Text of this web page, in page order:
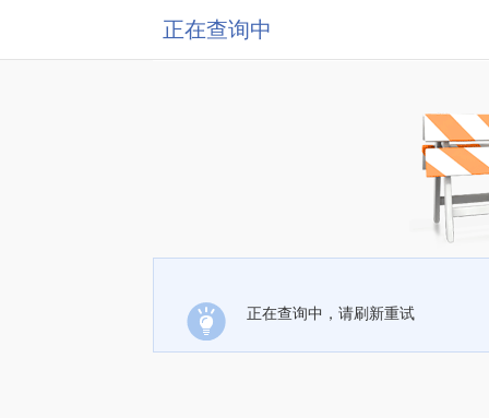
正在查询中
正在查询中，请刷新重试